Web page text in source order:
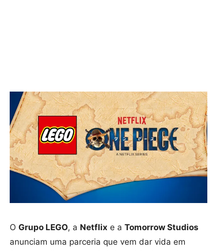
O Grupo LEGO, a Netflix e a Tomorrow Studios
anunciam uma parceria que vem dar vida em